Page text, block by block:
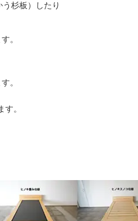
杉板）したり
。
。
。